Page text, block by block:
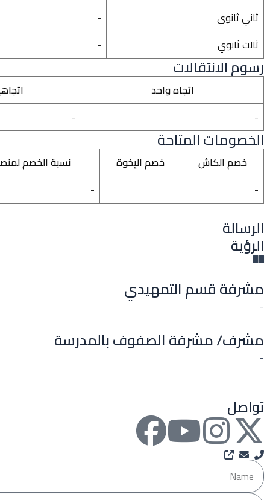
ثاني ثانوي
-
ثالث ثانوي
-
رسوم الانتقالات
اتجاه واحد
-
-
الخصومات المتاحة
خصم الكاش خصم الإخوة
نسبة الخصم
-
-
الرسالة
الرؤية
مشرفة قسم التمهيدي
-
مشرف/ مشرفة الصفوف بالمدرسة
-
تواصل
X
-
I
n
Y
o
F
a Name